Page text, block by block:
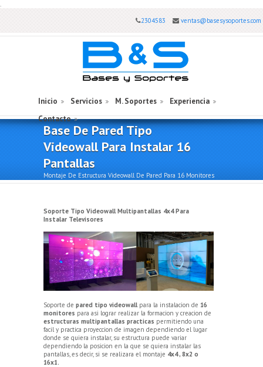
.
2304583
ventas@basesysoportes.com
Inicio Servicios M. Soportes
Experiencia
Contacto
Base De Pared Tipo
Videowall Para Instalar 16
Pantallas
Montaje De Estructura Videowall De Pared Para 16 Monitores
Soporte Tipo Videowall Multipantallas 4x4 Para
Instalar Televisores
Soporte de pared tipo videowallpara la instalacion de 16
monitores para asi lograr realizar la formacion y creacion de
estructuras multipantallas practicas permitiendo una
facil y practica proyeccion de imagen dependiendo el lugar
donde se quiera instalar, su estructura puede variar
dependiendo la posicion en la que se quiera instalar las
pantallas, es decir, si se realizara el montaje 4x4 , 8x2 o
16x1.